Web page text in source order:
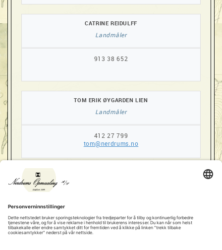
CATRINE REIDULFF
Landmåler
913 38 652
TOM ERIK ØYGARDEN LIEN
Landmåler
412 27 799
tom@nerdrums.no